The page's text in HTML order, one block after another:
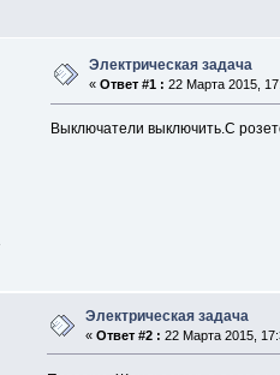
Электрическая задача
«Ответ #1 : 22 Марта 2015,
Выключатели выключить.С
Электрическая задача
«Ответ #2 : 22 Марта 2015,